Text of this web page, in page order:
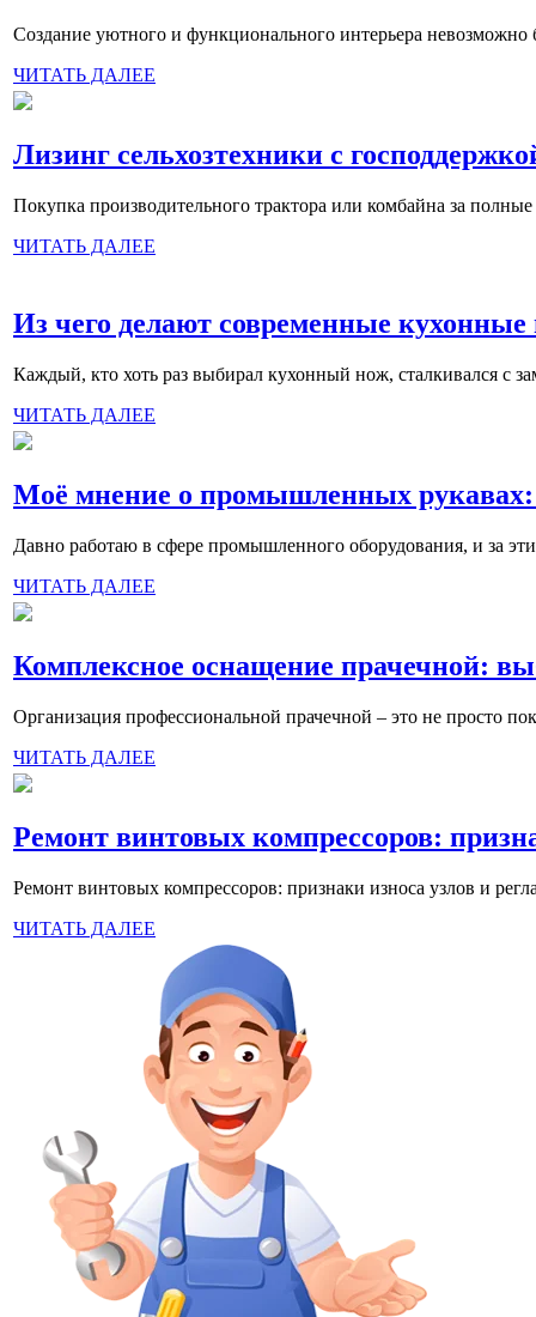
Создание уютного и функционального интерьера невозможно
ЧИТАТЬ ДАЛЕЕ
Лизинг сельхозтехники с
Покупка производительного трактора или комбайна за
ЧИТАТЬ ДАЛЕЕ
Из чего делают современные
Каждый, кто хоть раз выбирал кухонный нож, сталкивался с
ЧИТАТЬ ДАЛЕЕ
Моё мнение о промышленных
Давно работаю в сфере промышленного оборудования, и за
ЧИТАТЬ ДАЛЕЕ
Комплексное оснащение прачечной:
Организация профессиональной прачечной – это не просто
ЧИТАТЬ ДАЛЕЕ
Ремонт винтовых компрессоров:
Ремонт винтовых компрессоров: признаки износа узлов и
ЧИТАТЬ ДАЛЕЕ